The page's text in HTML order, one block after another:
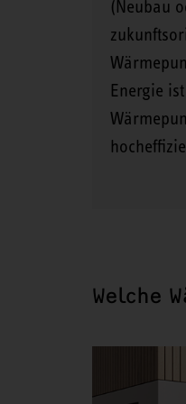
(Neubau
Energie
Welche